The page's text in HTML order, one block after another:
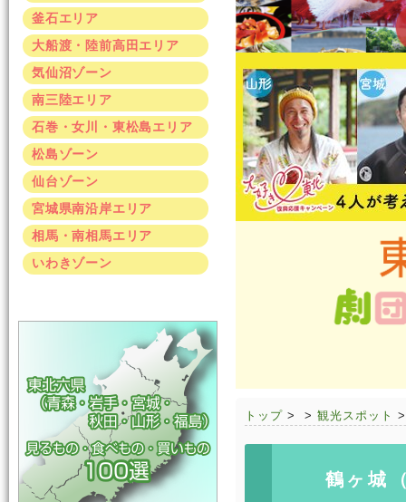
釜石エリア
大船渡・陸前高田エリア
気仙沼ゾーン
南三陸エリア
石巻・女川・東松島エリア
松島ゾーン
仙台ゾーン
宮城県南沿岸エリア
相馬・南相馬エリア
いわきゾーン
トップ > > 観光スポット
鶴ヶ城